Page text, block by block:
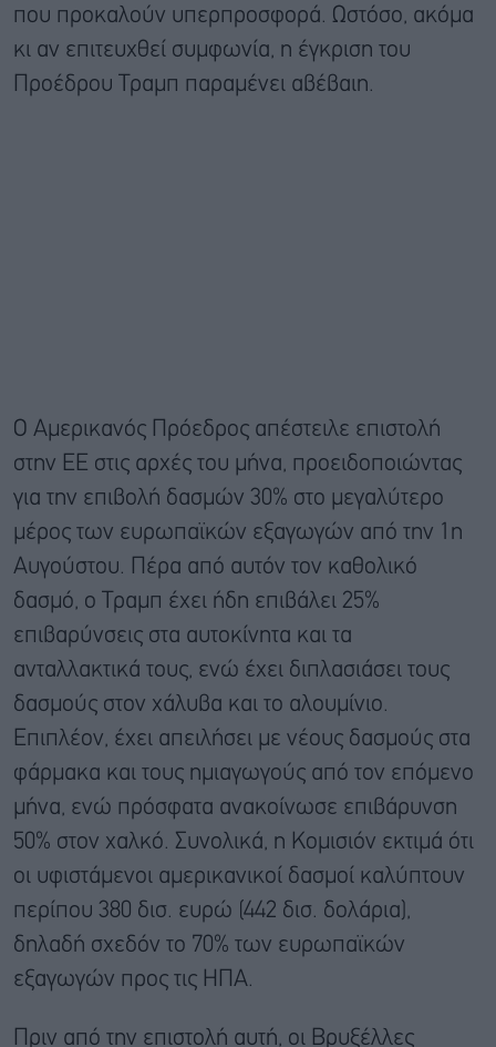
που προκαλούν υπερπροσφορά. Ωστόσο, ακόμα
κι αν επιτευχθεί συμφωνία, η έγκριση του
Προέδρου Τραμπ παραμένει αβέβαιη.
Ο Αμερικανός Πρόεδρος απέστειλε επιστολή
στην ΕΕ στις αρχές του μήνα, προειδοποιώντας
για την επιβολή δασμών 30% στο μεγαλύτερο
μέρος των ευρωπαϊκών εξαγωγών από την 1η
Αυγούστου. Πέρα από αυτόν τον καθολικό
δασμό, ο Τραμπ έχει ήδη επιβάλει 25%
επιβαρύνσεις στα αυτοκίνητα και τα
ανταλλακτικά τους, ενώ έχει διπλασιάσει τους
δασμούς στον χάλυβα και το αλουμίνιο.
Επιπλέον, έχει απειλήσει με νέους δασμούς στα
φάρμακα και τους ημιαγωγούς από τον επόμενο
μήνα, ενώ πρόσφατα ανακοίνωσε επιβάρυνση
50% στον χαλκό. Συνολικά, η Κομισιόν εκτιμά ότι
οι υφιστάμενοι αμερικανικοί δασμοί καλύπτουν
περίπου 380 δισ. ευρώ (442 δισ. δολάρια),
δηλαδή σχεδόν το 70% των ευρωπαϊκών
εξαγωγών προς τις ΗΠΑ.
Πριν από την επιστολή αυτή, οι Βρυξέλλες